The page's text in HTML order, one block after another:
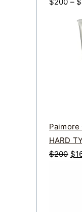
HARD
$200 原
$